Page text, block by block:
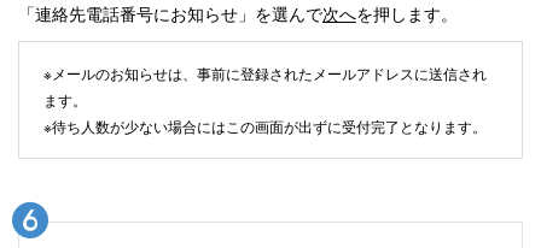
「連絡先電話番号にお知らせ」を選んで次へを押します。
※メールのお知らせは、事前に登録されたメールアドレスに送信され
ます。
※待ち人数が少ない場合にはこの画面が出ずに受付完了となります。